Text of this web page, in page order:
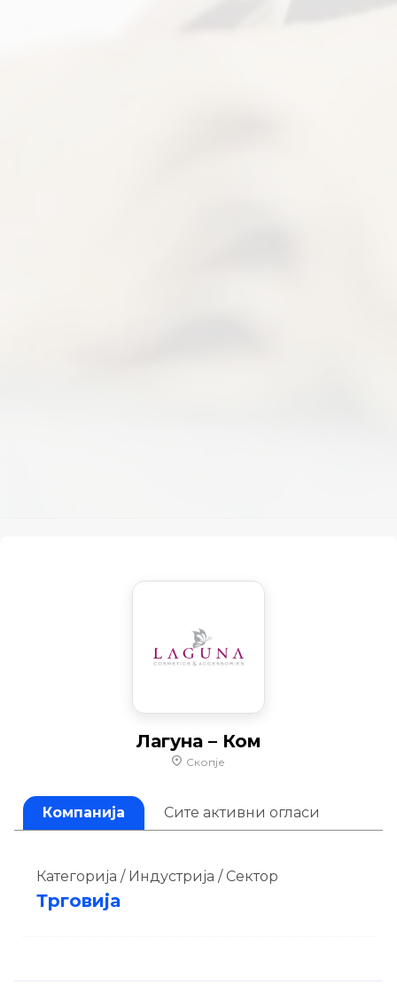
Лагуна – Ком
Скопје
Компанија Сите активни огласи
Категорија / Индустрија / Сектор
Трговија